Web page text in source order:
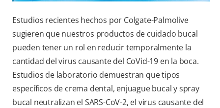
Estudios recientes hechos por Colgate-Palmolive
sugieren que nuestros productos de cuidado bucal
pueden tener un rol en reducir temporalmente la
cantidad del virus causante del CoVid-19 en la boca.
Estudios de laboratorio demuestran que tipos
específicos de crema dental, enjuague bucal y spray
bucal neutralizan el SARS-CoV-2, el virus causante del